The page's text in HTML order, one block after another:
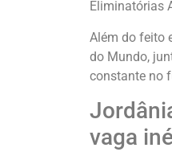
Eliminatórias
Além do feito
do Mundo,
constante no
vaga